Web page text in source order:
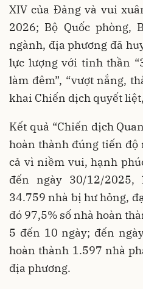
XIV của Đảng và vui
2026; Bộ Quốc phòng,
ngành, địa phương đã
lực lượng với tinh thần
làm đêm”, “vượt nắng,
khai Chiến dịch quyết
Kết quả “Chiến dịch
hoàn thành đúng tiến độ
cả vì niềm vui, hạnh
đến ngày 30/12/2025,
34.759 nhà bị hư hỏng,
đó 97,5% số nhà hoàn
5 đến 10 ngày; đến
hoàn thành 1.597 nhà
địa phương.